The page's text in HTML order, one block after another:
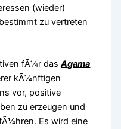
(wieder)
zu vertreten
fÃ¼r dasAgama
kÃ¼nftigen
vor, positive
zu erzeugen und
Es wird eine